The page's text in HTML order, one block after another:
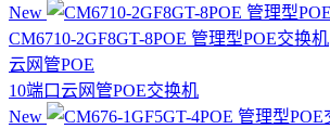
New
CM6710-2GF8GT-8POE 管理型POE交换机
云网管POE
10端口云网管POE交换机
New